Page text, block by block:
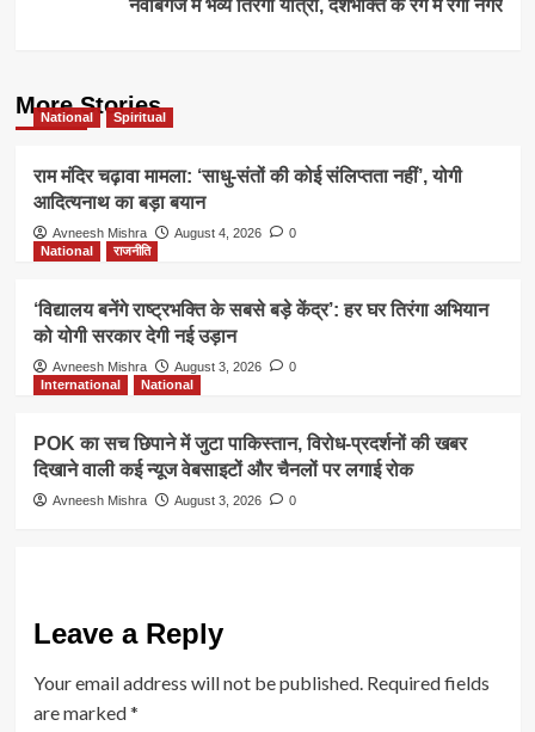
नवाबगंज में भव्य तिरंगा यात्रा, देशभक्ति के रंग में रंगा नगर
More Stories
National Spiritual
राम मंदिर चढ़ावा मामला: ‘साधु-संतों की कोई संलिप्तता नहीं’, योगी
आदित्यनाथ का बड़ा बयान
Avneesh Mishra August 4, 2026
0
National
राजनीति
‘विद्यालय बनेंगे राष्ट्रभक्ति के सबसे बड़े केंद्र’: हर घर तिरंगा अभियान
को योगी सरकार देगी नई उड़ान
Avneesh Mishra August 3, 2026
0
International
National
POK का सच छिपाने में जुटा पाकिस्तान, विरोध-प्रदर्शनों की खबर
दिखाने वाली कई न्यूज वेबसाइटों और चैनलों पर लगाई रोक
Avneesh Mishra August 3, 2026 0
Leave a Reply
Your email address will not be published. Required fields
are marked*